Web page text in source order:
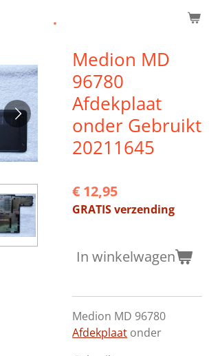
.
Medion MD
96780
Afdekplaat
onder Gebruikt
20211645
€ 12,95
GRATIS verzending
In winkelwagen
Medion MD 96780
Afdekplaat onder